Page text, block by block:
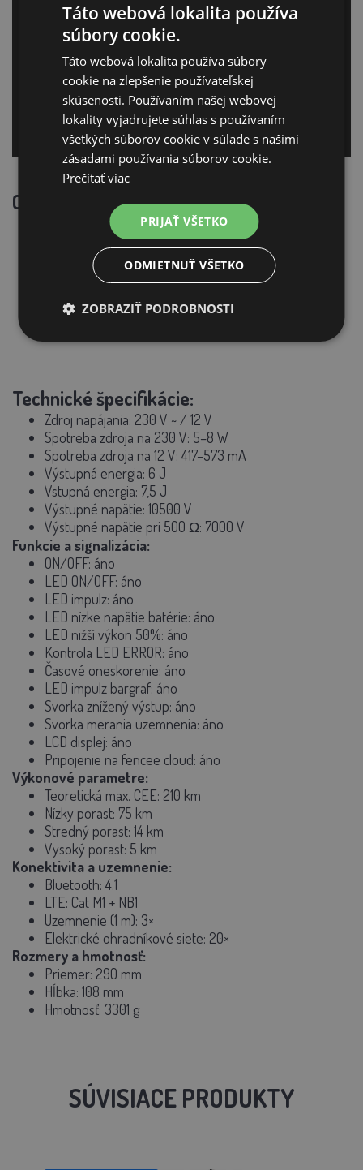
Obsah balenia:
LTE zdroj fencee vrátane záložného akumulátora
napájací adaptér 14 V / 2 A
zemniaci kábel 150 cm (očko-očko)
pripojovací kábel 100 cm (očko-srdiečko)
výstražná tabuľka fencee
Technické špecifikácie:
Zdroj napájania: 230 V ~ / 12 V
Spotreba zdroja na 230 V: 5–8 W
Spotreba zdroja na 12 V: 417–573 mA
Výstupná energia: 6 J
Vstupná energia: 7,5 J
Výstupné napätie: 10500 V
Výstupné napätie pri 500 Ω: 7000 V
Funkcie a signalizácia:
ON/OFF: áno
LED ON/OFF: áno
LED impulz: áno
LED nízke napätie batérie: áno
LED nižší výkon 50%: áno
Kontrola LED ERROR: áno
Časové oneskorenie: áno
LED impulz bargraf: áno
Svorka znížený výstup: áno
Svorka merania uzemnenia: áno
LCD displej: áno
Pripojenie na fencee cloud: áno
Výkonové parametre:
Teoretická max. CEE: 210 km
Nízky porast: 75 km
Stredný porast: 14 km
Vysoký porast: 5 km
Konektivita a uzemnenie:
Bluetooth: 4.1
LTE: Cat M1 + NB1
Uzemnenie (1 m): 3×
Elektrické ohradníkové siete: 20×
Rozmery a hmotnosť:
Priemer: 290 mm
Hĺbka: 108 mm
Hmotnosť: 3301 g
SÚVISIACE PRODUKTY
Táto webová lokalita používa
súbory cookie.
Táto webová lokalita používa súbory
cookie na zlepšenie používateľskej
skúsenosti. Používaním našej webovej
lokality vyjadrujete súhlas s používaním
všetkých súborov cookie v súlade s našimi
zásadami používania súborov cookie.
Prečítať viac
PRIJAŤ VŠETKO
ODMIETNUŤ VŠETKO
ZOBRAZIŤ PODROBNOSTI